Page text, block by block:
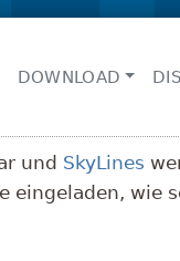
DOWNLOAD
und SkyLines
eingeladen, wie